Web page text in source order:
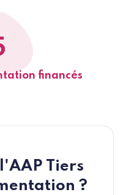
financés
Tiers
?